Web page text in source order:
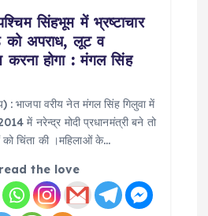
सिंहभूम में भ्रष्टाचार
को अपराध, लूट व
करना होगा : मंगल सिंह
: भाजपा वरीय नेत मंगल सिंह गिलुवा में
में नरेन्द्र मोदी प्रधानमंत्री बने तो
को चिंता की ।महिलाओं के…
the love